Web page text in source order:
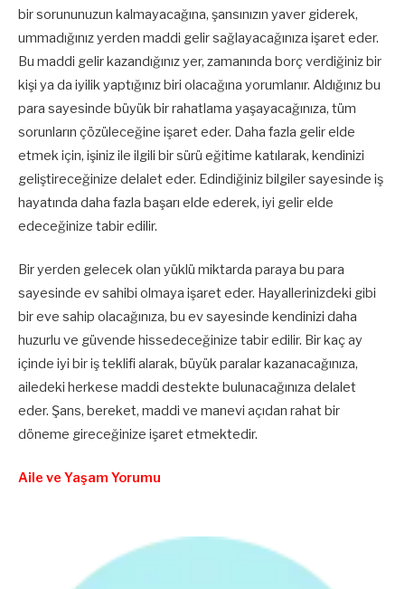
bir sorununuzun kalmayacağına, şansınızın yaver giderek,
ummadığınız yerden maddi gelir sağlayacağınıza işaret eder.
Bu maddi gelir kazandığınız yer, zamanında borç verdiğiniz bir
kişi ya da iyilik yaptığınız biri olacağına yorumlanır. Aldığınız bu
para sayesinde büyük bir rahatlama yaşayacağınıza, tüm
sorunların çözüleceğine işaret eder. Daha fazla gelir elde
etmek için, işiniz ile ilgili bir sürü eğitime katılarak, kendinizi
geliştireceğinize delalet eder. Edindiğiniz bilgiler sayesinde iş
hayatında daha fazla başarı elde ederek, iyi gelir elde
edeceğinize tabir edilir.
Bir yerden gelecek olan yüklü miktarda paraya bu para
sayesinde ev sahibi olmaya işaret eder. Hayallerinizdeki gibi
bir eve sahip olacağınıza, bu ev sayesinde kendinizi daha
huzurlu ve güvende hissedeceğinize tabir edilir. Bir kaç ay
içinde iyi bir iş teklifi alarak, büyük paralar kazanacağınıza,
ailedeki herkese maddi destekte bulunacağınıza delalet
eder. Şans, bereket, maddi ve manevi açıdan rahat bir
döneme gireceğinize işaret etmektedir.
Aile ve Yaşam Yorumu